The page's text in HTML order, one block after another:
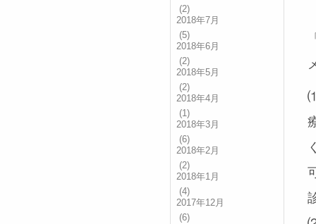
(2)
2018年7月
(5)
2018年6月
(2)
2018年5月
(2)
2018年4月
(1)
2018年3月
(6)
2018年2月
(2)
2018年1月
(4)
2017年12月
(6)